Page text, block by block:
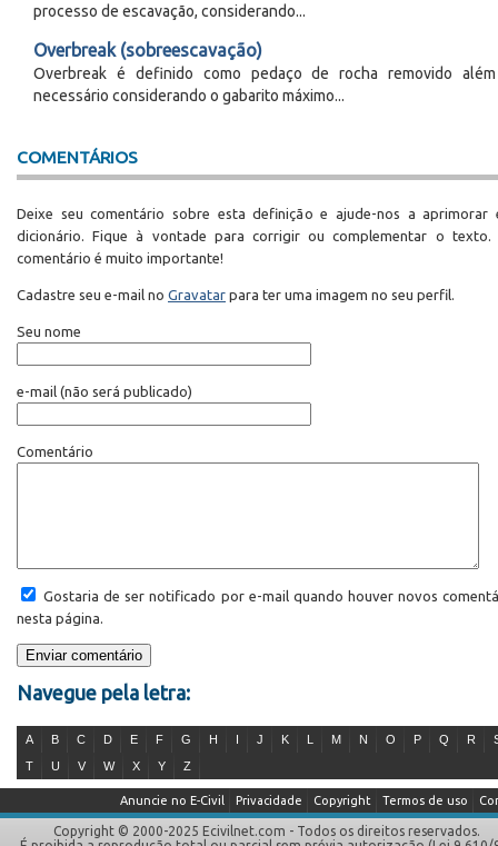
processo de escavação, considerando...
Overbreak (sobreescavação)
Overbreak é definido como pedaço de rocha removido
necessário considerando o gabarito máximo...
COMENTÁRIOS
Deixe seu comentário sobre esta definição e ajude-nos a aprimorar
dicionário. Fique à vontade para corrigir ou complementar o texto.
comentário é muito importante!
Cadastre seu e-mail no Gravatar para ter uma imagem no seu perfil.
Seu nome
e-mail (não será publicado)
Comentário
Gostaria de ser notificado por e-mail quando houver novos
nesta página.
Navegue pela letra:
A B C D E F G H I J K L M N O P Q R
T
U V W X Y Z
Termos de uso
Copyright
Privacidade
Anuncie no E-Civil
Copyright © 2000-2025 Ecivilnet.com - Todos os direitos reservados.